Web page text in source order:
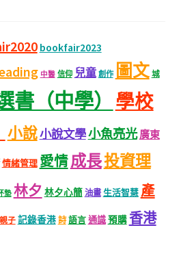
bookfair2023
中醫 信仰 兒童 創作 圖文 城
書（中學）
學校
小說小說文學小魚亮光廣東
情緒管理 愛情成長投資理
墊 林夕 林夕心簡 油畫 生活智慧 產
親子 記錄香港 詩 語言通識預購香港